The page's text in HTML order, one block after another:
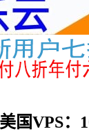
国VPS：